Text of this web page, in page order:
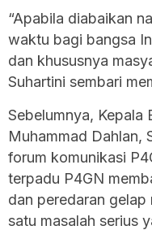
“Apabila diabaikan
waktu bagi bangsa
dan khususnya
Suhartini sembari
Sebelumnya, Kepala
Muhammad Dahlan,
forum komunikasi
terpadu P4GN
dan peredaran
satu masalah serius